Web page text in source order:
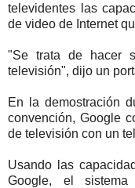
televidentes las
de video de Internet
"Se trata de hacer
televisión", dijo un
En la demostración
convención, Google
de televisión con un
Usando las
Google, el